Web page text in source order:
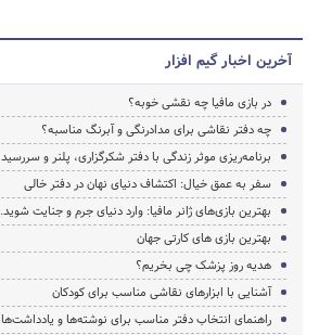
آخرین اخبار گیم افزار
در بازی مافیا چه نقشی خوبه؟
چه دفتر نقاشی برای مدادرنگی و آبرنگ مناسبه؟
برنامه‌ریزی موثر زندگی با دفتر شکرگزاری، پلنر و سررسید
سفر به عمق خیال: اکتشاف دنیای نهان در دفتر خالی
بهترین بازی‌های ژانر مافیا: وارد دنیای جرم و جنایت شوید.
بهترین بازی های کارتی جهان
هدیه روز پزشک چی بخریم؟
آشنایی با ابزارهای نقاشی مناسب برای کودکان
راهنمای انتخاب دفتر مناسب برای نوشته‌ها و یادداشت‌ها